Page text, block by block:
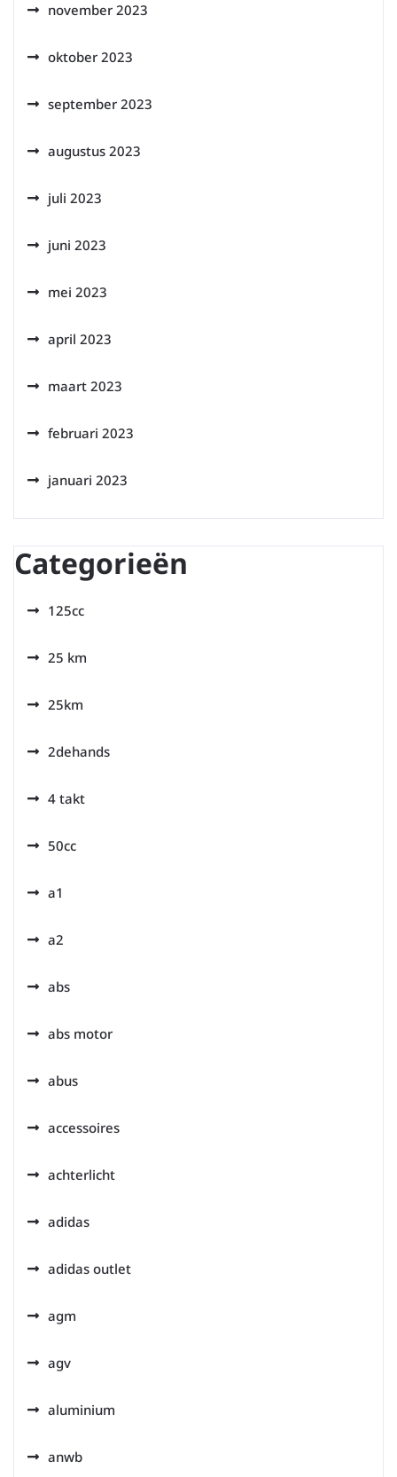
november 2023
oktober 2023
september 2023
augustus 2023
juli 2023
juni 2023
mei 2023
april 2023
maart 2023
februari 2023
januari 2023
Categorieën
125cc
25 km
25km
2dehands
4 takt
50cc
a1
a2
abs
abs motor
abus
accessoires
achterlicht
adidas
adidas outlet
agm
agv
aluminium
anwb